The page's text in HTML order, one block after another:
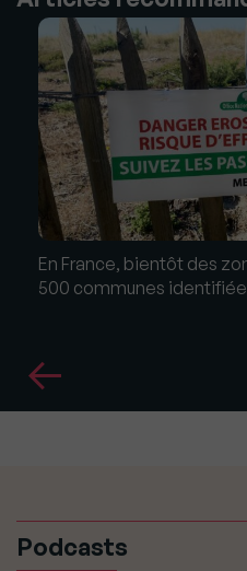
En France, bientôt des
500 communes
Podcasts